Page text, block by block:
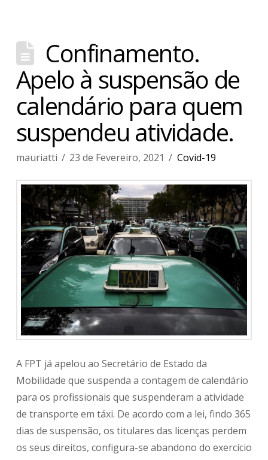
Confinamento.
Apelo à suspensão de
calendário para quem
suspendeu atividade.
mauriatti 23 de Fevereiro, 2021 Covid-19
A FPT já apelou ao Secretário de Estado da
Mobilidade que suspenda a contagem de calendário
para os profissionais que suspenderam a atividade
de transporte em táxi. De acordo com a lei, findo 365
dias de suspensão, os titulares das licenças perdem
os seus direitos, configura-se abandono do exercício